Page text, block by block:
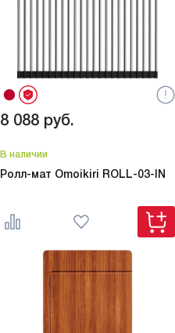
8 088 руб.
В наличии
Ролл-мат Omoikiri ROLL-03-IN